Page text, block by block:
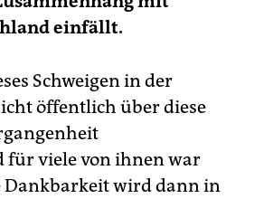
einfällt.
Schweigen in der
öffentlich über diese
für viele von ihnen war
Dankbarkeit wird dann in